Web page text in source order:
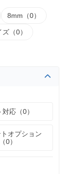
8mm（0）
（0）
応（0）
オプション
（0）